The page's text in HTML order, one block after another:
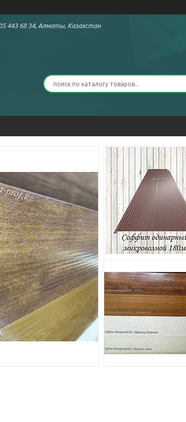
443 68 34, Алматы, Казахстан